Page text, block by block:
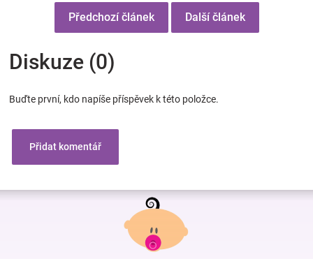
Předchozí článek Další článek
Diskuze (0)
Buďte první, kdo napíše příspěvek k této položce.
Přidat komentář
Z